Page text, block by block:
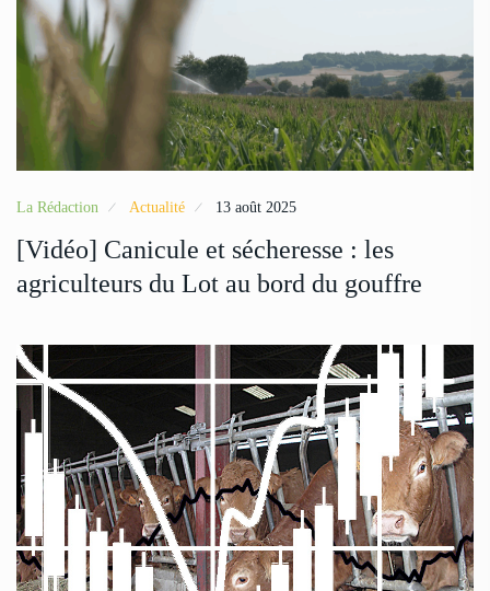
La Rédaction Actualité 13 août 2025
[Vidéo] Canicule et sécheresse : les
agriculteurs du Lot au bord du gouffre